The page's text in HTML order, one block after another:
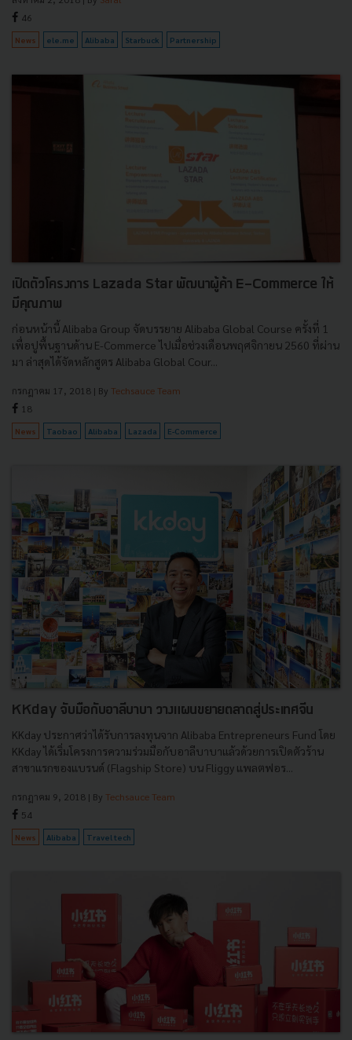
46
News ele.me Alibaba Starbuck Partnership
เปิดตัวโครงการ Lazada Star พัฒนาผู้ค้า E-Commerce ให้
มีคุณภาพ
ก่อนหน้านี้ Alibaba Group จัดบรรยาย Alibaba Global Course ครั้งที่ 1
เพื่อปูพื้นฐานด้าน E-Commerce ไปเมื่อช่วงเดือนพฤศจิกายน 2560 ที่ผ่าน
มา ล่าสุดได้จัดหลักสูตร Alibaba Global Cour...
กรกฎาคม 17, 2018 | By Techsauce Team
18
News Taobao Alibaba Lazada E-Commerce
KKday จับมือกับอาลีบาบา วางแผนขยายตลาดสู่ประเทศจีน
KKday ประกาศว่าได้รับการลงทุนจาก Alibaba Entrepreneurs Fund โดย
KKday ได้เริ่มโครงการความร่วมมือกับอาลีบาบาแล้วด้วยการเปิดตัวร้าน
สาขาแรกของแบรนด์ (Flagship Store) บน Fliggy แพลตฟอร...
กรกฎาคม 9, 2018 | By Techsauce Team
54
News Alibaba Travel tech